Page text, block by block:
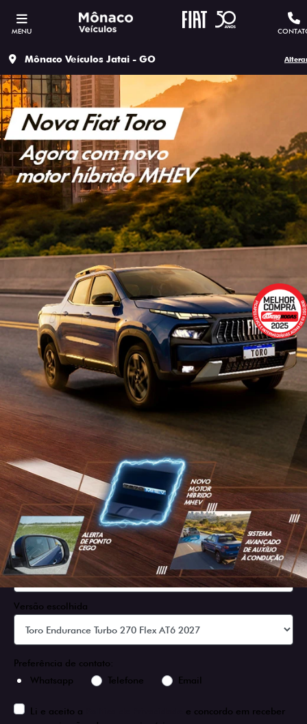
MENU
Mônaco Veículos Jatai - GO
SOLICITAR PROPOSTA
Versão escolhida
Preferência de contato:
Whatsapp
Telefone Email
Li e aceito a
e concordo em receber